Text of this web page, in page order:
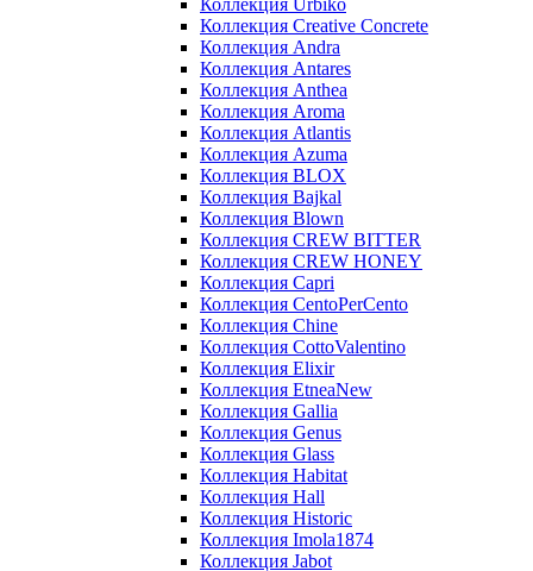
Коллекция Urbiko
Коллекция Creative Concrete
Коллекция Andra
Коллекция Antares
Коллекция Anthea
Коллекция Aroma
Коллекция Atlantis
Коллекция Azuma
Коллекция BLOX
Коллекция Bajkal
Коллекция Blown
Коллекция CREW BITTER
Коллекция CREW HONEY
Коллекция Capri
Коллекция CentoPerCento
Коллекция Chine
Коллекция CottoValentino
Коллекция Elixir
Коллекция EtneaNew
Коллекция Gallia
Коллекция Genus
Коллекция Glass
Коллекция Habitat
Коллекция Hall
Коллекция Historic
Коллекция Imola1874
Коллекция Jabot